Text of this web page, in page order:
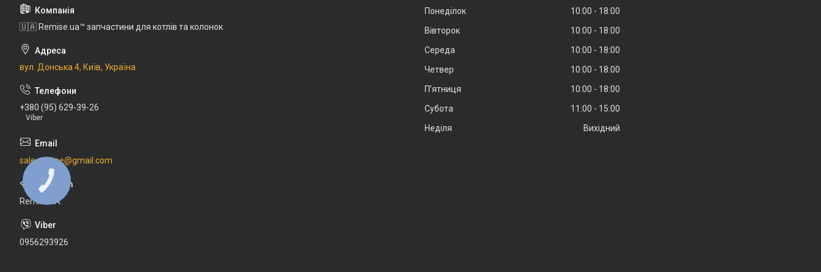
🇺🇦 Remise.ua™ запчастини для котлів та колонок
вул. Донська 4, Київ, Україна
+380 (95) 629-39-26
Viber
sale.remise@gmail.com
RemiseUA
0956293926
Понеділок 10:00
18:00
Вівторок
10:00
18:00
Середа
10:00
18:00
Четвер
10:00
18:00
Пʼятниця
10:00
18:00
Субота
11:00
15:00
Неділя
Вихідний
КНОПКА
ЗВ'ЯЗКУ